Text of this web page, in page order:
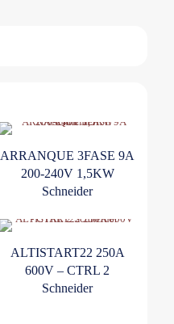
ARRANQUE 3FASE 9A
200-240V 1,5KW
Schneider
ALTISTART22 250A
600V – CTRL 2
Schneider